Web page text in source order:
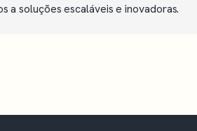
a soluções escaláveis e inovadoras.